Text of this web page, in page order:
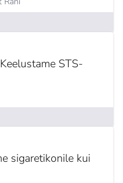
STS-
sigaretikonile kui